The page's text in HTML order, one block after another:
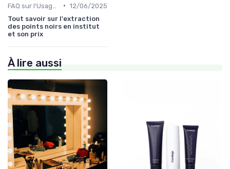
• 12/06/2025
Tout savoir sur l'extraction
des points noirs en institut
et son prix
À lire aussi